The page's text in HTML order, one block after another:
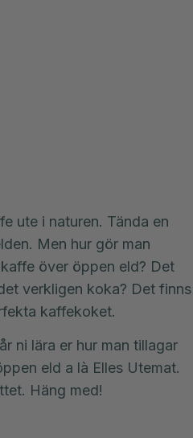
ute i naturen. Tända en
Men hur gör man
över öppen eld? Det
verkligen koka? Det finns
kaffekoket.
ni lära er hur man tillagar
eld a là Elles Utemat.
Häng med!